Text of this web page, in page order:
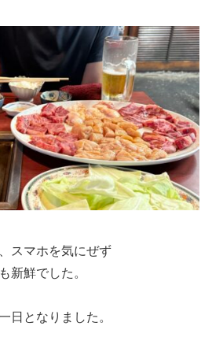
スマホを気にぜず
新鮮でした。
日となりました。